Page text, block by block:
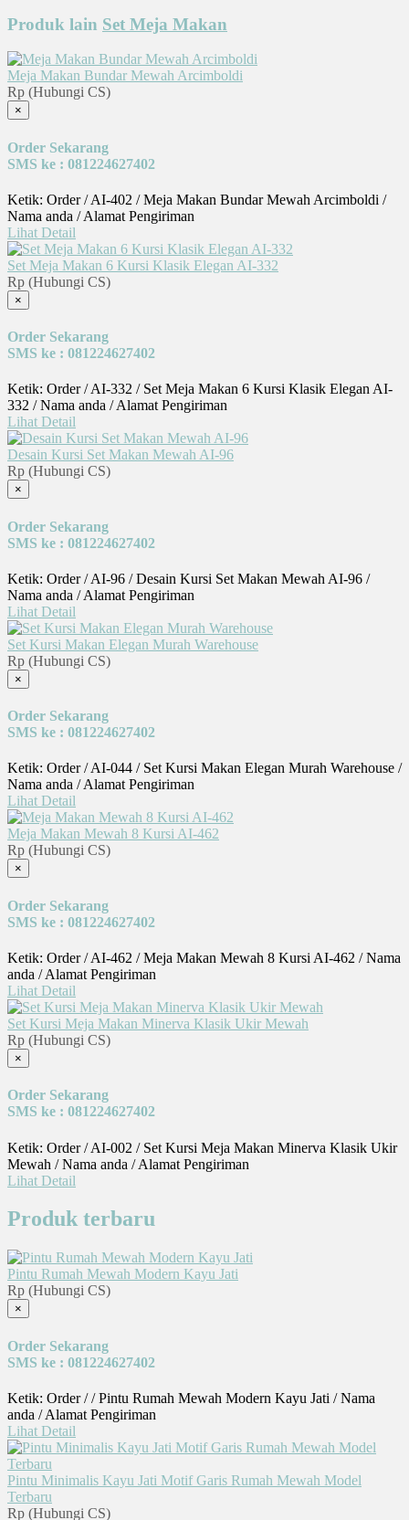
Produk lain Set Meja Makan
Meja Makan Bundar Mewah Arcimboldi
Rp (Hubungi CS)
×
Order Sekarang
SMS ke : 081224627402
Ketik: Order / AI-402 / Meja Makan Bundar Mewah Arcimboldi /
Nama anda / Alamat Pengiriman
Lihat Detail
Set Meja Makan 6 Kursi Klasik Elegan AI-332
Rp (Hubungi CS)
×
Order Sekarang
SMS ke : 081224627402
Ketik: Order / AI-332 / Set Meja Makan 6 Kursi Klasik Elegan AI-
332 / Nama anda / Alamat Pengiriman
Lihat Detail
Desain Kursi Set Makan Mewah AI-96
Rp (Hubungi CS)
×
Order Sekarang
SMS ke : 081224627402
Ketik: Order / AI-96 / Desain Kursi Set Makan Mewah AI-96 /
Nama anda / Alamat Pengiriman
Lihat Detail
Set Kursi Makan Elegan Murah Warehouse
Rp (Hubungi CS)
×
Order Sekarang
SMS ke : 081224627402
Ketik: Order / AI-044 / Set Kursi Makan Elegan Murah Warehouse /
Nama anda / Alamat Pengiriman
Lihat Detail
Meja Makan Mewah 8 Kursi AI-462
Rp (Hubungi CS)
×
Order Sekarang
SMS ke : 081224627402
Ketik: Order / AI-462 / Meja Makan Mewah 8 Kursi AI-462 / Nama
anda / Alamat Pengiriman
Lihat Detail
Set Kursi Meja Makan Minerva Klasik Ukir Mewah
Rp (Hubungi CS)
×
Order Sekarang
SMS ke : 081224627402
Ketik: Order / AI-002 / Set Kursi Meja Makan Minerva Klasik Ukir
Mewah / Nama anda / Alamat Pengiriman
Lihat Detail
Produk terbaru
Pintu Rumah Mewah Modern Kayu Jati
Rp (Hubungi CS)
×
Order Sekarang
SMS ke : 081224627402
Ketik: Order / / Pintu Rumah Mewah Modern Kayu Jati / Nama
anda / Alamat Pengiriman
Lihat Detail
Pintu Minimalis Kayu Jati Motif Garis Rumah Mewah Model
Terbaru
Rp (Hubungi CS)